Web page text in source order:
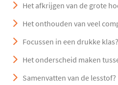
Het afkrijgen van de grote
Het onthouden van veel
Focussen in een drukke klas?
Het onderscheid maken
Samenvatten van de lesstof?